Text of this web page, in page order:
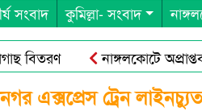
সংবাদ কুমিল্লা- সংবাদ
নাঙ্গলকোটে
ফর নিউট্রিশন,
এক্সপ্রেস ট্রেন